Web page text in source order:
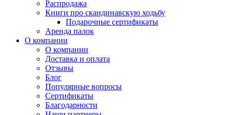
Распродажа
Книги про скандинавскую ходьбу
Подарочные сертификаты
Аренда палок
О компании
О компании
Доставка и оплата
Отзывы
Блог
Популярные вопросы
Сертификаты
Благодарности